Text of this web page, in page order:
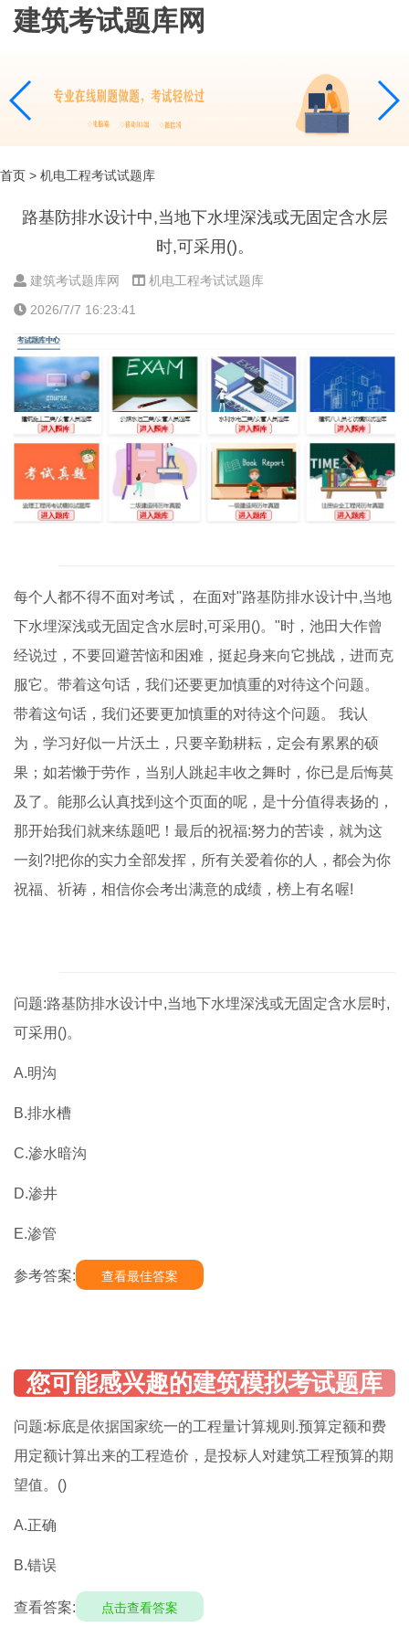
建筑考试题库网
首页 > 机电工程考试试题库
路基防排水设计中,当地下水埋深浅或无固定含水层
时,可采用()。
建筑考试题库网
机电工程考试试题库
2026/7/7 16:23:41
每个人都不得不面对考试， 在面对"路基防排水设计中,当地
下水埋深浅或无固定含水层时,可采用()。"时，池田大作曾
经说过，不要回避苦恼和困难，挺起身来向它挑战，进而克
服它。带着这句话，我们还要更加慎重的对待这个问题。
带着这句话，我们还要更加慎重的对待这个问题。 我认
为，学习好似一片沃土，只要辛勤耕耘，定会有累累的硕
果；如若懒于劳作，当别人跳起丰收之舞时，你已是后悔莫
及了。能那么认真找到这个页面的呢，是十分值得表扬的，
那开始我们就来练题吧！最后的祝福:努力的苦读，就为这
一刻?!把你的实力全部发挥，所有关爱着你的人，都会为你
祝福、祈祷，相信你会考出满意的成绩，榜上有名喔!
问题:路基防排水设计中,当地下水埋深浅或无固定含水层时,
可采用()。
A.明沟
B.排水槽
C.渗水暗沟
D.渗井
E.渗管
参考答案: 查看最佳答案
问题:标底是依据国家统一的工程量计算规则.预算定额和费
用定额计算出来的工程造价，是投标人对建筑工程预算的期
望值。()
A.正确
B.错误
查看答案: 点击查看答案